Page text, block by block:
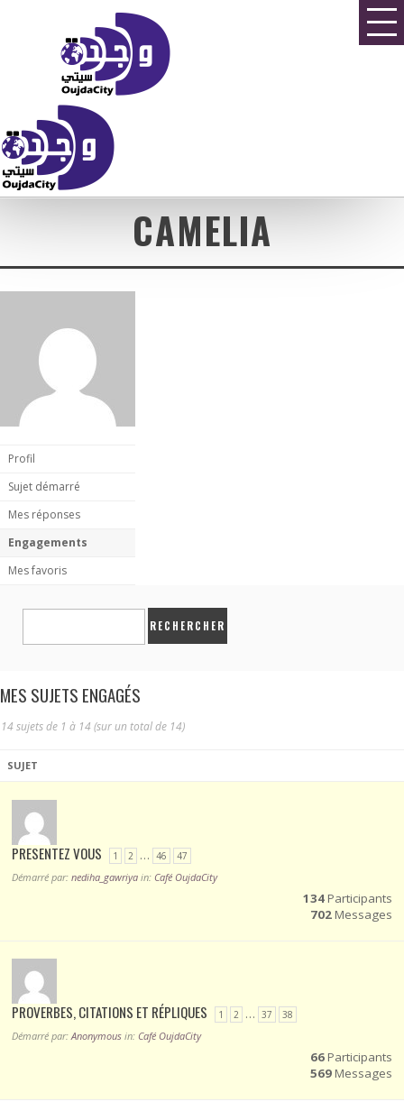
CAMELIA
Profil
Sujet démarré
Mes réponses
Engagements
Mes favoris
MES SUJETS ENGAGÉS
14 sujets de 1 à 14 (sur un total de 14)
SUJET
PRESENTEZ VOUS 1 2 … 46 47
Démarré par:nediha_gawriya in: Café OujdaCity
134Participants
702Messages
PROVERBES, CITATIONS ET RÉPLIQUES 1 2 … 37 38
Démarré par:Anonymous in: Café OujdaCity
66Participants
569Messages